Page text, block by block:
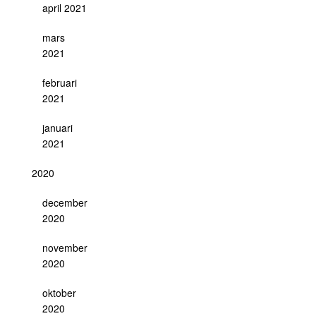
april 2021
mars
2021
februari
2021
januari
2021
2020
december
2020
november
2020
oktober
2020